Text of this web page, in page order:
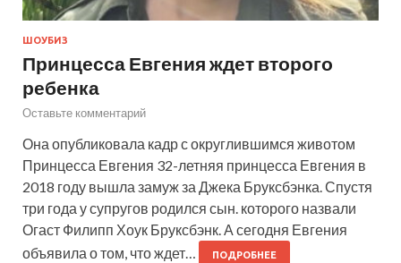
ШОУБИЗ
Принцесса Евгения ждет второго
ребенка
Оставьте комментарий
Она опубликовала кадр с округлившимся животом
Принцесса Евгения 32-летняя принцесса Евгения в
2018 году вышла замуж за Джека Бруксбэнка. Спустя
три года у супругов родился сын. которого назвали
Огаст Филипп Хоук Бруксбэнк. А сегодня Евгения
объявила о том, что ждет…
ПОДРОБНЕЕ